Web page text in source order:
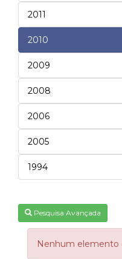
2011
2010
2009
2008
2006
2005
1994
Pesquisa Avançada
Nenhum elemento